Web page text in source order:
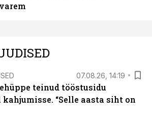
07.08.26, 14:19
teinud tööstusidu
“Selle aasta siht on